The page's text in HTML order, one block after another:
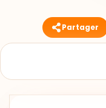
Partager